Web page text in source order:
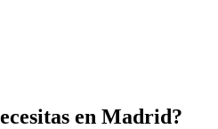
en Madrid?